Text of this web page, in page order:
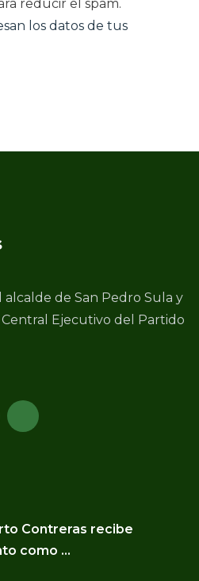
reducir el spam.
los datos de tus
de San Pedro Sula y
Ejecutivo del Partido
Contreras recibe
como ...